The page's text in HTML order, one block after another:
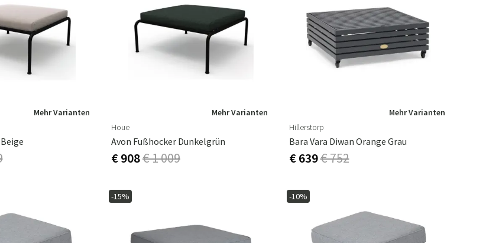
Mehr Varianten
Mehr Varianten
Houe
Avon Fußhocker Dunkelgrün
€ 908€ 1 009
Mehr Varianten
Hillerstorp
Bara Vara Diwan Orange Grau
€ 639€ 752
-15% -10%